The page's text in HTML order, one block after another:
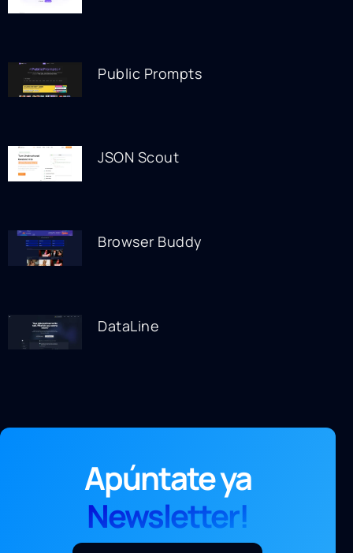
Public Prompts
JSON Scout
Browser Buddy
DataLine
Apúntate ya
Newsletter!